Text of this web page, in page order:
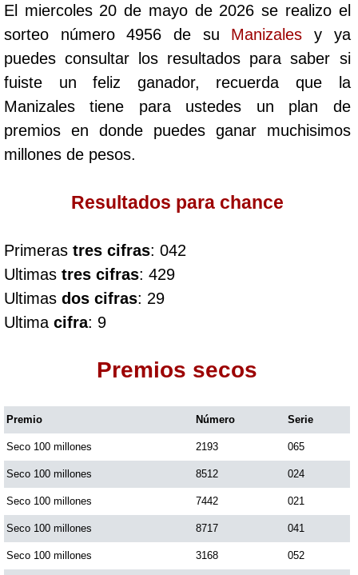
Cafeterito Noche
Caribeña Día
Caribeña Noche
Chontico Día
Chontico Noche
Culona día
Culona noche
Dorado Tarde
Dorado Noche
Fantástica Día
Fantástica Noche
El miercoles 20 de mayo de 2026 se realizo el
sorteo número 4956 de su Manizales y ya
puedes consultar los resultados para saber si
fuiste un feliz ganador, recuerda que la
Manizales tiene para ustedes un plan de
premios en donde puedes ganar muchisimos
millones de pesos.
Resultados para chance
Primeras tres cifras: 042
Ultimas tres cifras: 429
Ultimas dos cifras: 29
Ultima cifra: 9
Premios secos
Premio Número Serie
Seco 100 millones 2193 065
Seco 100 millones 8512 024
Seco 100 millones 7442 021
Seco 100 millones 8717 041
Seco 100 millones 3168 052